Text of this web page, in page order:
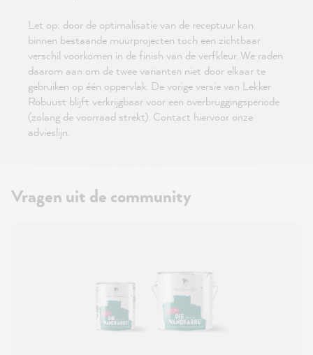
Let op: door de optimalisatie van de receptuur kan
binnen bestaande muurprojecten toch een zichtbaar
verschil voorkomen in de finish van de verfkleur. We raden
daarom aan om de twee varianten niet door elkaar te
gebruiken op één oppervlak. De vorige versie van Lekker
Robuust blijft verkrijgbaar voor een overbruggingsperiode
(zolang de voorraad strekt). Contact hiervoor onze
advieslijn.
Vragen uit de community